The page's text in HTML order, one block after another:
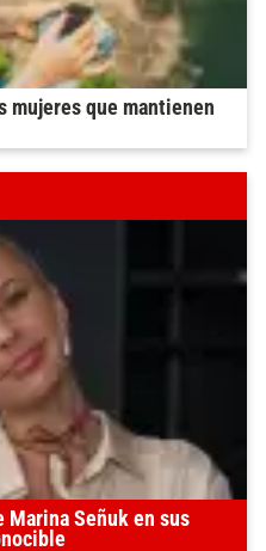
mujeres que mantienen
Señuk en sus